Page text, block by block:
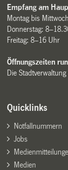
Empfang am
Montag bis
Donnerstag:
Freitag: 8–16 Uhr
Öffnungszeiten
Die
Quicklinks
Notfallnummern
Jobs
Medien